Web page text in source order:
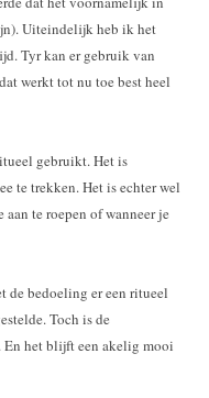
Uiteindelijk heb ik het
Tyr kan er gebruik van
werkt tot nu toe best heel
gebruikt. Het is
te trekken. Het is echter wel
te roepen of wanneer je
de bedoeling er een ritueel
Toch is de
En het blijft een akelig mooi